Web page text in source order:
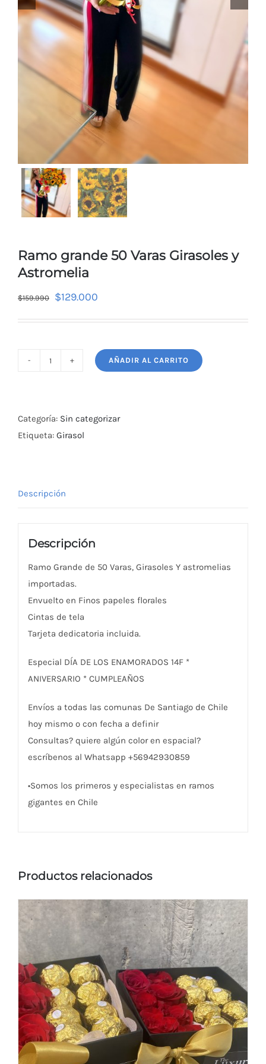
Ramo grande 50 Varas Girasoles y
Astromelia
$159.990 $129.000
Varas
Girasoles
AÑADIR AL CARRITO
Categoría: Sin categorizar
Etiqueta: Girasol
Descripción
Descripción
Ramo Grande de 50 Varas, Girasoles Y astromelias
importadas.
Envuelto en Finos papeles florales
Cintas de tela
Tarjeta dedicatoria incluida.
Especial DÍA DE LOS ENAMORADOS 14F *
ANIVERSARIO * CUMPLEAÑOS
Envíos a todas las comunas De Santiago de Chile
hoy mismo o con fecha a definir
Consultas? quiere algún color en espacial?
escríbenos al Whatsapp +56942930859
•Somos los primeros y especialistas en ramos
gigantes en Chile
Productos relacionados